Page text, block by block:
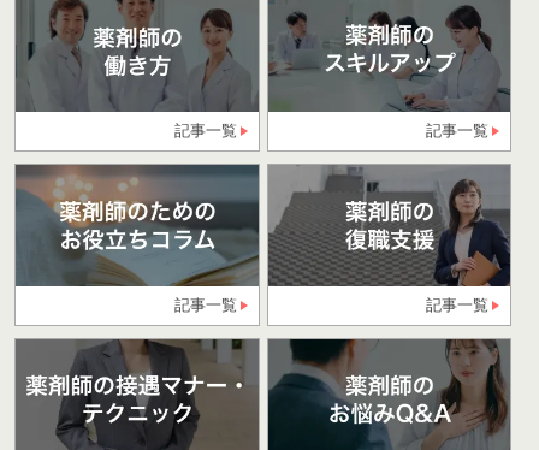
記事一覧 記事一覧
記事一覧 記事一覧